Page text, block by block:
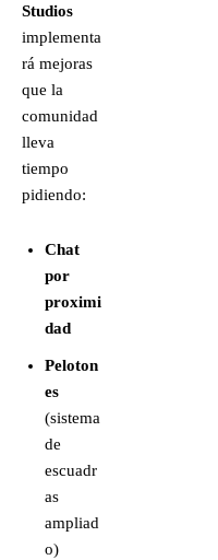
Studios
implementa
rá mejoras
que la
comunidad
lleva
tiempo
pidiendo:
Chat
por
proximi
dad
Peloton
es
(sistema
de
escuadr
as
ampliad
o)